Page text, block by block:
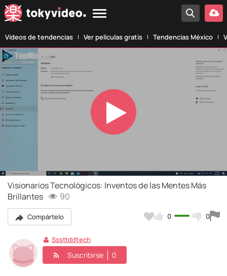
Vídeos de tendencias Ver películas gratis Tendencias México
Play
Video
Visionarios Tecnológicos: Inventos de las Mentes Más
Brillantes
90
Compártelo 0 0
Sssttddtech
Suscribirse 0